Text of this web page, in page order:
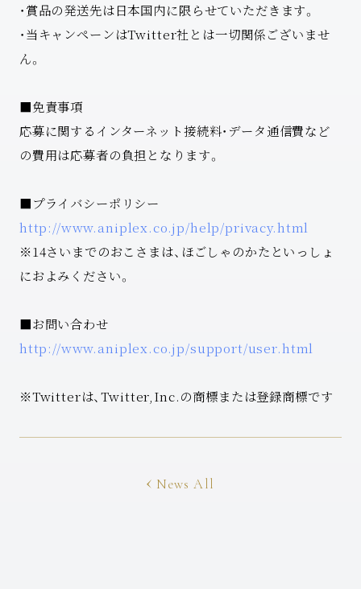
・賞品の発送先は日本国内に限らせていただきます。
・当キャンペーンはTwitter社とは一切関係ございませ
ん。
■免責事項
応募に関するインターネット接続料・データ通信費など
の費用は応募者の負担となります。
■プライバシーポリシー
http://www.aniplex.co.jp/help/privacy.html
※14さいまでのおこさまは、ほごしゃのかたといっしょ
におよみください。
■お問い合わせ
http://www.aniplex.co.jp/support/user.html
※Twitterは、Twitter,Inc.の商標または登録商標です
News All